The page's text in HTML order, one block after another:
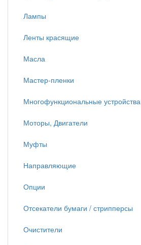
Лампы
Ленты красящие
Масла
Мастер-пленки
Многофункциональные устройства
Моторы, Двигатели
Муфты
Направляющие
Опции
Отсекатели бумаги / стрипперсы
Очистители